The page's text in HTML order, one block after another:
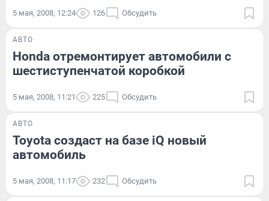
5 мая, 2008, 12:24 126 Обсудить
АВТО
Honda отремонтирует автомобили с
шестиступенчатой коробкой
5 мая, 2008, 11:21 225 Обсудить
АВТО
Toyota создаст на базе iQ новый
автомобиль
5 мая, 2008, 11:17 232 Обсудить